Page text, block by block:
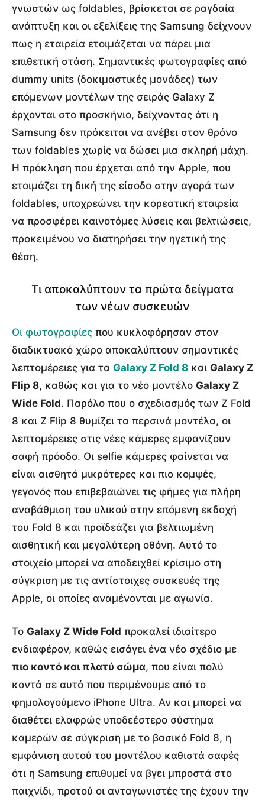
γνωστών ως foldables, βρίσκεται σε ραγδαία
ανάπτυξη και οι εξελίξεις της Samsung δείχνουν
πως η εταιρεία ετοιμάζεται να πάρει μια
επιθετική στάση. Σημαντικές φωτογραφίες από
dummy units (δοκιμαστικές μονάδες) των
επόμενων μοντέλων της σειράς Galaxy Z
έρχονται στο προσκήνιο, δείχνοντας ότι η
Samsung δεν πρόκειται να ανέβει στον θρόνο
των foldables χωρίς να δώσει μια σκληρή μάχη.
Η πρόκληση που έρχεται από την Apple, που
ετοιμάζει τη δική της είσοδο στην αγορά των
foldables, υποχρεώνει την κορεατική εταιρεία
να προσφέρει καινοτόμες λύσεις και βελτιώσεις,
προκειμένου να διατηρήσει την ηγετική της
θέση.
Τι αποκαλύπτουν τα πρώτα δείγματα
των νέων συσκευών
Οι φωτογραφίες που κυκλοφόρησαν στον
διαδικτυακό χώρο αποκαλύπτουν σημαντικές
λεπτομέρειες για τα Galaxy Z Fold 8 και Galaxy Z
Flip 8, καθώς και για το νέο μοντέλο Galaxy Z
Wide Fold. Παρόλο που ο σχεδιασμός των Z Fold
8 και Z Flip 8 θυμίζει τα περσινά μοντέλα, οι
λεπτομέρειες στις νέες κάμερες εμφανίζουν
σαφή πρόοδο. Οι selfie κάμερες φαίνεται να
είναι αισθητά μικρότερες και πιο κομψές,
γεγονός που επιβεβαιώνει τις φήμες για πλήρη
αναβάθμιση του υλικού στην επόμενη εκδοχή
του Fold 8 και προϊδεάζει για βελτιωμένη
αισθητική και μεγαλύτερη οθόνη. Αυτό το
στοιχείο μπορεί να αποδειχθεί κρίσιμο στη
σύγκριση με τις αντίστοιχες συσκευές της
Apple, οι οποίες αναμένονται με αγωνία.
Το Galaxy Z Wide Fold προκαλεί ιδιαίτερο
ενδιαφέρον, καθώς εισάγει ένα νέο σχέδιο με
πιο κοντό και πλατύ σώμα, που είναι πολύ
κοντά σε αυτό που περιμένουμε από το
φημολογούμενο iPhone Ultra. Αν και μπορεί να
διαθέτει ελαφρώς υποδεέστερο σύστημα
καμερών σε σύγκριση με το βασικό Fold 8, η
εμφάνιση αυτού του μοντέλου καθιστά σαφές
ότι η Samsung επιθυμεί να βγει μπροστά στο
παιχνίδι, προτού οι ανταγωνιστές της έχουν την